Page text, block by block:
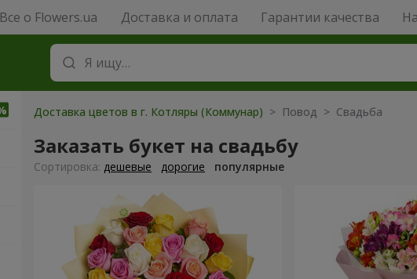
Все о Flowers.ua Доставка и оплата Гарантии качества
Доставка цветов в г. Котляры (Коммунар) > Повод > Свадьба
Заказать букет на свадьбу
Cортировка: дешевые дорогие популярные